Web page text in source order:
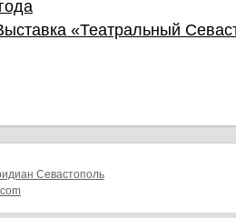
«Театральный
Севастополь